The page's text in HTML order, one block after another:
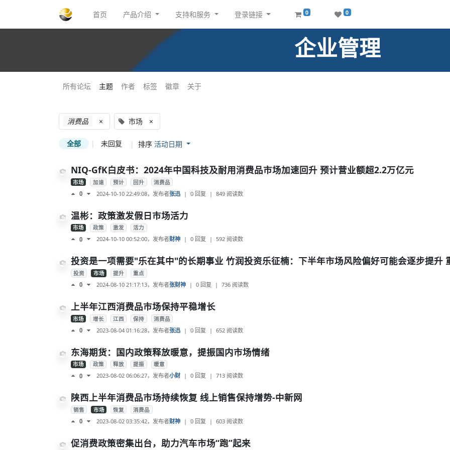
首页 产品介绍 支持和服务 登录链接 0 0
企业管理
所有论坛 主题 作者 标签 徽章 关于
消费品 × 市场 ×
全部 | 未回复 | 排序 活动日期
NIQ-GfK白皮书：2024年中国科技及耐用消费品市场加速回升 预计营业额超2.2万亿元
市场 加速 预计 回升 消费品
0 2024-10-10 22:49:08，发布者张迅 | 0 回复 | 849 阅读数
温彬：政策激发假日市场活力
市场 政策 激发 活力
0 2024-10-10 00:52:00，发布者财神 | 0 回复 | 592 阅读数
投资是一项需要"乐在其中"的长期事业 竹润投资乐征楠：下半年市场风险偏好可能会逐步提升
投资 市场 提升 重点
0 2024-08-10 21:17:13，发布者张财神 | 0 回复 | 736 阅读数
上半年江西消费品市场保持平稳增长
市场 增长 江西 保持 消费品
0 2023-08-04 01:16:28，发布者张迅 | 0 回复 | 652 阅读数
东海期货：国内政策释放暖意，提振国内市场情绪
市场 政策 释放 提振 暖意
0 2023-08-02 06:06:27，发布者小财 | 0 回复 | 713 阅读数
陕西上半年消费品市场持续恢复 线上销售保持增势-中新网
销售 市场 恢复 消费品
0 2023-08-02 03:35:42，发布者财神 | 0 回复 | 603 阅读数
促消费政策密集出台，助力汽车市场“跑”起来